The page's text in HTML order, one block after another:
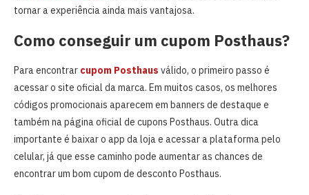
tornar a experiência ainda mais vantajosa.
Como conseguir um cupom Posthaus?
Para encontrar cupom Posthaus válido, o primeiro passo é
acessar o site oficial da marca. Em muitos casos, os melhores
códigos promocionais aparecem em banners de destaque e
também na página oficial de cupons Posthaus. Outra dica
importante é baixar o app da loja e acessar a plataforma pelo
celular, já que esse caminho pode aumentar as chances de
encontrar um bom cupom de desconto Posthaus.